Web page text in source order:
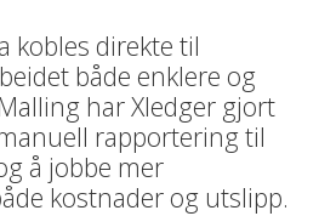
kobles direkte til
både enklere og
har Xledger gjort
rapportering til
å jobbe mer
kostnader og utslipp.